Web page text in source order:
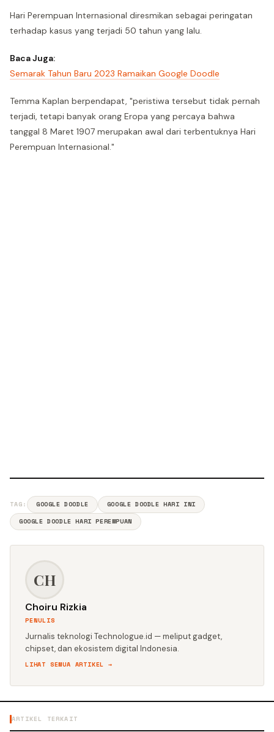
Hari Perempuan Internasional diresmikan sebagai peringatan
terhadap kasus yang terjadi 50 tahun yang lalu.
Baca Juga:
Semarak Tahun Baru 2023 Ramaikan Google Doodle
Temma Kaplan berpendapat, "peristiwa tersebut tidak pernah
terjadi, tetapi banyak orang Eropa yang percaya bahwa
tanggal 8 Maret 1907 merupakan awal dari terbentuknya Hari
Perempuan Internasional."
TAG: GOOGLE DOODLE
GOOGLE DOODLE HARI INI
GOOGLE DOODLE HARI PEREMPUAN
CH
Choiru Rizkia
PENULIS
Jurnalis teknologi Technologue.id — meliput gadget,
chipset, dan ekosistem digital Indonesia.
LIHAT SEMUA ARTIKEL →
ARTIKEL TERKAIT